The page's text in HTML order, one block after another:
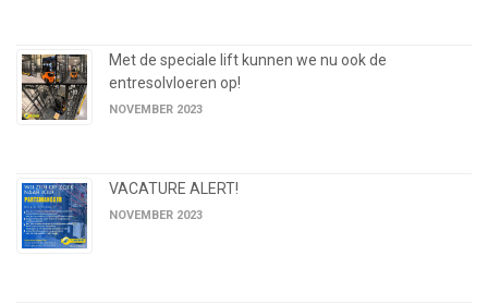
Met de speciale lift kunnen we nu ook de
entresolvloeren op!
NOVEMBER 2023
VACATURE ALERT!
NOVEMBER 2023